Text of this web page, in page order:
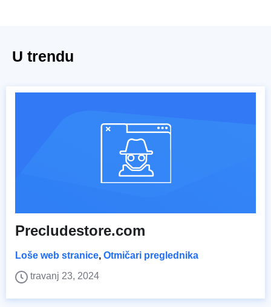
U trendu
Precludestore.com
Loše web stranice, Otmičari preglednika
travanj 23, 2024